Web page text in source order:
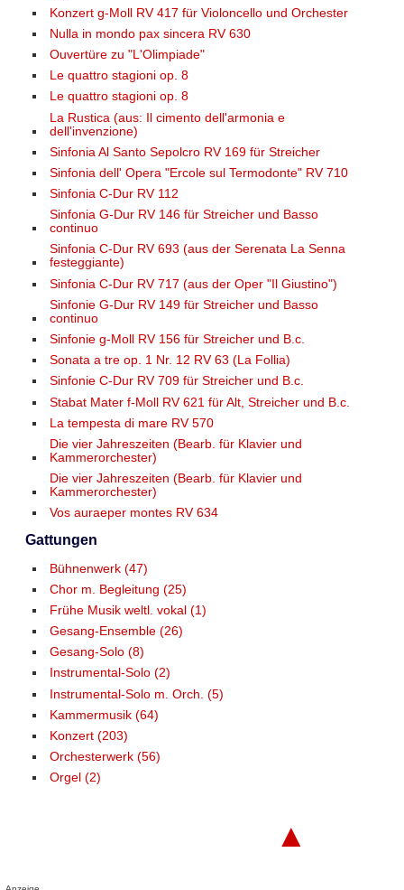
Konzert g-Moll RV 417 für Violoncello und Orchester
Nulla in mondo pax sincera RV 630
Ouvertüre zu "L'Olimpiade"
Le quattro stagioni op. 8
Le quattro stagioni op. 8
La Rustica (aus: Il cimento dell'armonia e
dell'invenzione)
Sinfonia Al Santo Sepolcro RV 169 für Streicher
Sinfonia dell' Opera "Ercole sul Termodonte" RV 710
Sinfonia C-Dur RV 112
Sinfonia G-Dur RV 146 für Streicher und Basso
continuo
Sinfonia C-Dur RV 693 (aus der Serenata La Senna
festeggiante)
Sinfonia C-Dur RV 717 (aus der Oper "Il Giustino")
Sinfonie G-Dur RV 149 für Streicher und Basso
continuo
Sinfonie g-Moll RV 156 für Streicher und B.c.
Sonata a tre op. 1 Nr. 12 RV 63 (La Follia)
Sinfonie C-Dur RV 709 für Streicher und B.c.
Stabat Mater f-Moll RV 621 für Alt, Streicher und B.c.
La tempesta di mare RV 570
Die vier Jahreszeiten (Bearb. für Klavier und
Kammerorchester)
Die vier Jahreszeiten (Bearb. für Klavier und
Kammerorchester)
Vos auraeper montes RV 634
Gattungen
Bühnenwerk (47)
Chor m. Begleitung (25)
Frühe Musik weltl. vokal (1)
Gesang-Ensemble (26)
Gesang-Solo (8)
Instrumental-Solo (2)
Instrumental-Solo m. Orch. (5)
Kammermusik (64)
Konzert (203)
Orchesterwerk (56)
Orgel (2)
▲